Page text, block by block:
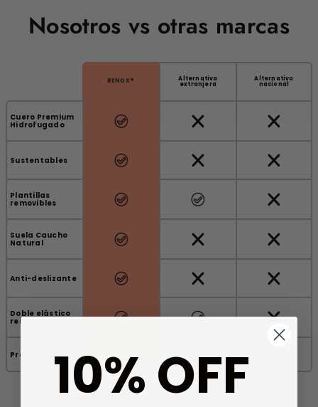
Nosotros vs otras marcas
RENOX® Alternativa
extranjera
Alternativa
nacional
Cuero Premium
Hidrofugado
Sustentables
Plantillas
removibles
Suela Caucho
Natural
Anti-deslizante
Doble elástico
reforzado
Precio $$
10% OFF